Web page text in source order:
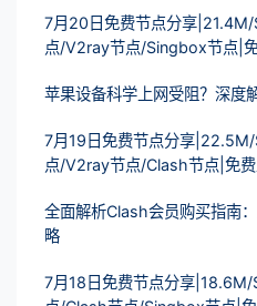
7月20日免费节点分享
点/V2ray节点/Singbox节点|
苹果设备科学上网受阻？深度
7月19日免费节点分享
点/V2ray节点/Clash节点|免
全面解析Clash会员购买指南
略
7月18日免费节点分享